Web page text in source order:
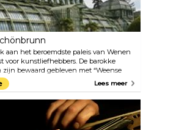
aan het beroemdste paleis van Wenen
voor kunstliefhebbers. De barokke
bewaard gebleven met “Weense
herbergen de 1.441 kamers die ooit door
familie werden bewoond. Je kunt er
dag nog steeds 40 bewonderen tijdens
Ontdek de architecturale
de paleistuinen, zoals het Palmhuis
dierentuin ter wereld, gebouwd in
Lees meer